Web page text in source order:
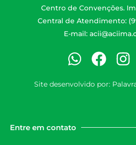
Centro de Convenções.
Central de Atendimento:
E-mail:
Site desenvolvido por:
Entre em contato